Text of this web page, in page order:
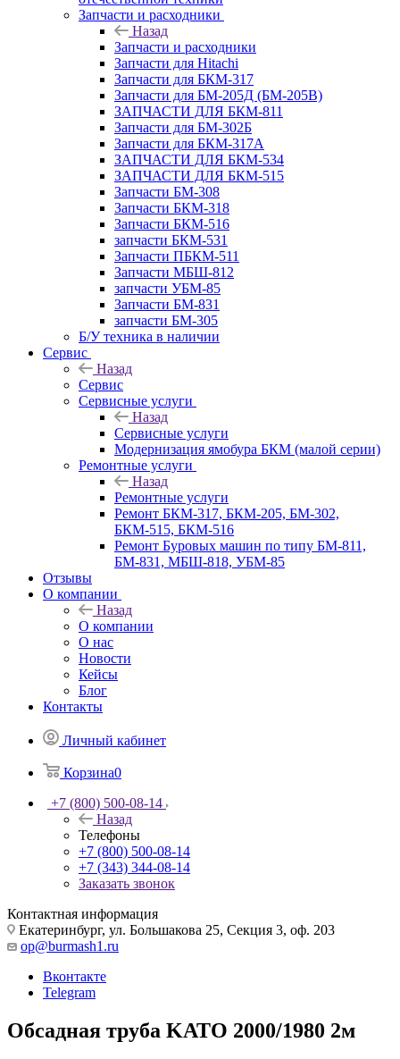
Запчасти и расходники
Назад
Запчасти и расходники
Запчасти для Hitachi
Запчасти для БКМ-317
Запчасти для БМ-205Д (БМ-205В)
ЗАПЧАСТИ ДЛЯ БКМ-811
Запчасти для БМ-302Б
Запчасти для БКМ-317А
ЗАПЧАСТИ ДЛЯ БКМ-534
ЗАПЧАСТИ ДЛЯ БКМ-515
Запчасти БМ-308
Запчасти БКМ-318
Запчасти БКМ-516
запчасти БКМ-531
Запчасти ПБКМ-511
Запчасти МБШ-812
запчасти УБМ-85
Запчасти БМ-831
запчасти БМ-305
Б/У техника в наличии
Сервис
Назад
Сервис
Сервисные услуги
Назад
Сервисные услуги
Модернизация ямобура БКМ (малой серии)
Ремонтные услуги
Назад
Ремонтные услуги
Ремонт БКМ-317, БКМ-205, БМ-302,
БКМ-515, БКМ-516
Ремонт Буровых машин по типу БМ-811,
БМ-831, МБШ-818, УБМ-85
Отзывы
О компании
Назад
О компании
О нас
Новости
Кейсы
Блог
Контакты
Личный кабинет
Корзина0
+7 (800) 500-08-14
Назад
Телефоны
+7 (800) 500-08-14
+7 (343) 344-08-14
Заказать звонок
Контактная информация
Екатеринбург, ул. Большакова 25, Секция 3, оф. 203
op@burmash1.ru
Вконтакте
Telegram
Обсадная труба KATO 2000/1980 2м